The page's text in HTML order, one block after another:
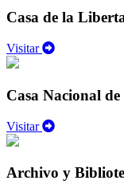
Casa de la
Visitar
Casa Nacional
Visitar
Archivo y